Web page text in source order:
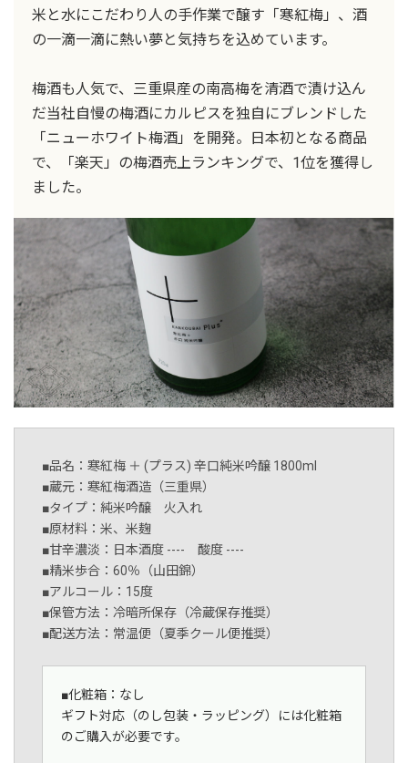
米と水にこだわり人の手作業で醸す「寒紅梅」、酒
の一滴一滴に熱い夢と気持ちを込めています。
梅酒も人気で、三重県産の南高梅を清酒で漬け込ん
だ当社自慢の梅酒にカルピスを独自にブレンドした
「ニューホワイト梅酒」を開発。日本初となる商品
で、「楽天」の梅酒売上ランキングで、1位を獲得し
ました。
■品名：寒紅梅 ＋ (プラス) 辛口純米吟醸 1800ml
■蔵元：寒紅梅酒造（三重県）
■タイプ：純米吟醸 火入れ
■原材料：米、米麹
■甘辛濃淡：日本酒度 ---- 酸度 ----
■精米歩合：60％（山田錦）
■アルコール：15度
■保管方法：冷暗所保存（冷蔵保存推奨）
■配送方法：常温便（夏季クール便推奨）
■化粧箱：なし
ギフト対応（のし包装・ラッピング）には化粧箱
のご購入が必要です。